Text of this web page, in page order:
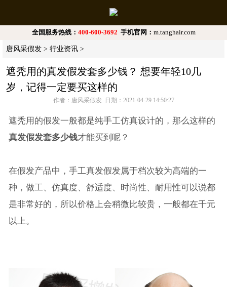
全国服务热线： 400-600-3692 手机官网： m.tanghair.com
唐风采假发 > 行业资讯 >
遮秃用的真发假发套多少钱？ 想要年轻10几
岁，记得一定要买这样的
作者：唐风采假发 日期：2021-04-29 14:50:27
​遮秃用的假发一般都是纯手工仿真设计的，那么这样的
真发假发套多少钱才能买到呢？
在假发产品中，手工真发假发属于档次较为高端的一
种，做工、仿真度、舒适度、时尚性、耐用性可以说都
是非常好的，所以价格上会稍微比较贵，一般都在千元
以上。